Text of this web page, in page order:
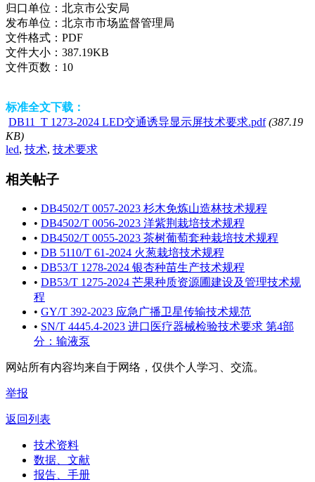
归口单位： 北京市公安局
发布单位： 北京市市场监督管理局
文件格式： PDF
文件大小： 387.19KB
文件页数： 10
标准全文下载：
DB11_T 1273-2024 LED交通诱导显示屏技术要求.pdf (387.19
KB)
led, 技术, 技术要求
相关帖子
• DB4502/T 0057-2023 杉木免炼山造林技术规程
• DB4502/T 0056-2023 洋紫荆栽培技术规程
• DB4502/T 0055-2023 茶树葡萄套种栽培技术规程
• DB 5110/T 61-2024 火葱栽培技术规程
• DB53/T 1278-2024 银杏种苗生产技术规程
• DB53/T 1275-2024 芒果种质资源圃建设及管理技术规
程
• GY/T 392-2023 应急广播卫星传输技术规范
• SN/T 4445.4-2023 进口医疗器械检验技术要求 第4部
分：输液泵
网站所有内容均来自于网络，仅供个人学习、交流。
举报
返回列表
技术资料
数据、文献
报告、手册